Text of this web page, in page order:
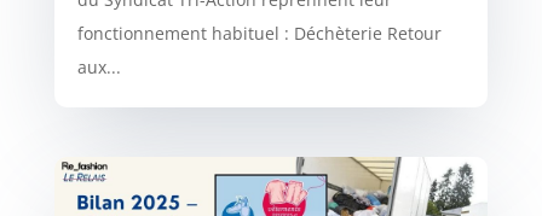
fonctionnement habituel : Déchèterie Retour
aux...